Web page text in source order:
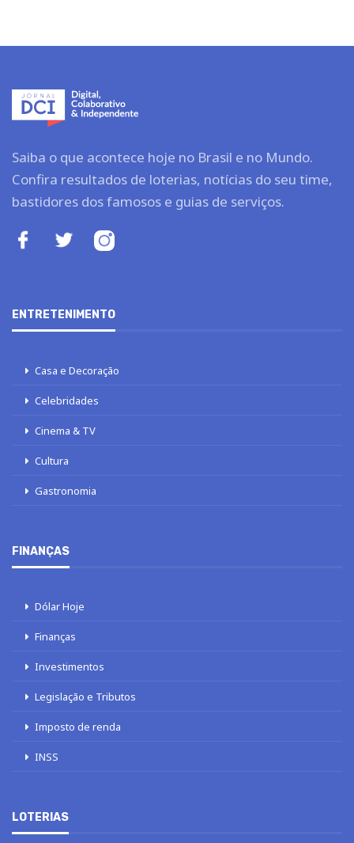
Saiba o que acontece hoje no Brasil e no Mundo.
Confira resultados de loterias, notícias do seu time,
bastidores dos famosos e guias de serviços.
ENTRETENIMENTO
Casa e Decoração
Celebridades
Cinema & TV
Cultura
Gastronomia
FINANÇAS
Dólar Hoje
Finanças
Investimentos
Legislação e Tributos
Imposto de renda
INSS
LOTERIAS